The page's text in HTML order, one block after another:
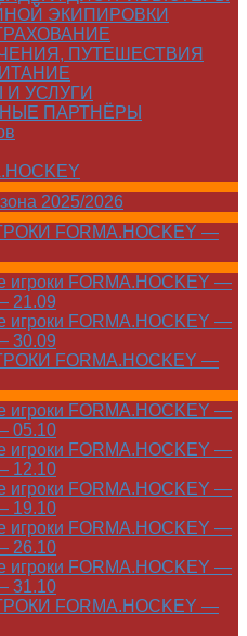
ЭКИПИРОВКИ
ПУТЕШЕСТВИЯ
УСЛУГИ
ПАРТНЁРЫ
2025/2026
FORMA.HOCKEY —
игроки FORMA.HOCKEY —
21.09
игроки FORMA.HOCKEY —
30.09
FORMA.HOCKEY —
игроки FORMA.HOCKEY —
05.10
игроки FORMA.HOCKEY —
12.10
игроки FORMA.HOCKEY —
19.10
игроки FORMA.HOCKEY —
26.10
игроки FORMA.HOCKEY —
31.10
FORMA.HOCKEY —